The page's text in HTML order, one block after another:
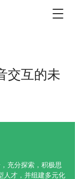
交互的未
充分探索，积极思
人才，并组建多元化